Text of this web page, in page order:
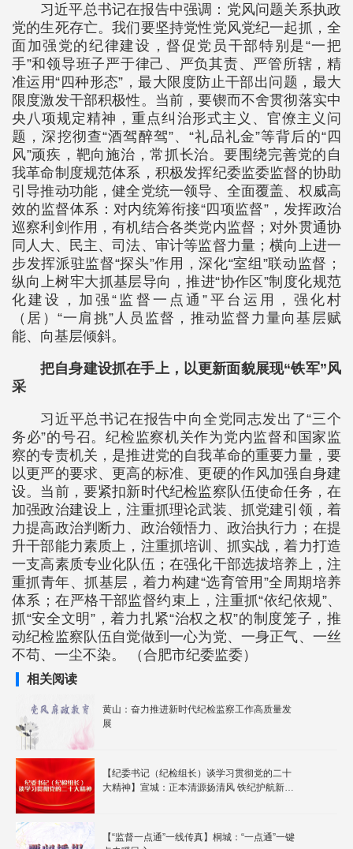
习近平总书记在报告中强调：党风问题关系执政
党的生死存亡。我们要坚持党性党风党纪一起抓，全
面加强党的纪律建设，督促党员干部特别是“一把
手”和领导班子严于律己、严负其责、严管所辖，精
准运用“四种形态”，最大限度防止干部出问题，最大
限度激发干部积极性。当前，要锲而不舍贯彻落实中
央八项规定精神，重点纠治形式主义、官僚主义问
题，深挖彻查“酒驾醉驾”、“礼品礼金”等背后的“四
风”顽疾，靶向施治，常抓长治。要围绕完善党的自
我革命制度规范体系，积极发挥纪委监委监督的协助
引导推动功能，健全党统一领导、全面覆盖、权威高
效的监督体系：对内统筹衔接“四项监督”，发挥政治
巡察利剑作用，有机结合各类党内监督；对外贯通协
同人大、民主、司法、审计等监督力量；横向上进一
步发挥派驻监督“探头”作用，深化“室组”联动监督；
纵向上树牢大抓基层导向，推进“协作区”制度化规范
化建设，加强“监督一点通”平台运用，强化村
（居）“一肩挑”人员监督，推动监督力量向基层赋
能、向基层倾斜。
把自身建设抓在手上，以更新面貌展现“铁军”风
采
习近平总书记在报告中向全党同志发出了“三个
务必”的号召。纪检监察机关作为党内监督和国家监
察的专责机关，是推进党的自我革命的重要力量，要
以更严的要求、更高的标准、更硬的作风加强自身建
设。当前，要紧扣新时代纪检监察队伍使命任务，在
加强政治建设上，注重抓理论武装、抓党建引领，着
力提高政治判断力、政治领悟力、政治执行力；在提
升干部能力素质上，注重抓培训、抓实战，着力打造
一支高素质专业化队伍；在强化干部选拔培养上，注
重抓青年、抓基层，着力构建“选育管用”全周期培养
体系；在严格干部监督约束上，注重抓“依纪依规”、
抓“安全文明”，着力扎紧“治权之权”的制度笼子，推
动纪检监察队伍自觉做到一心为党、一身正气、一丝
不苟、一尘不染。 （合肥市纪委监委）
相关阅读
黄山：奋力推进新时代纪检监察工作高质量发
展
【纪委书记（纪检组长）谈学习贯彻党的二十
大精神】宣城：正本清源扬清风 铁纪护航新征
【“监督一点通”一线传真】桐城：“一点通”一键